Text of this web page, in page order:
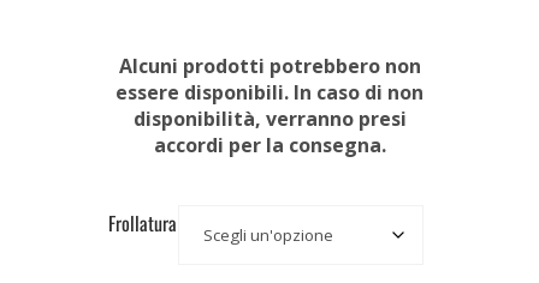
Alcuni prodotti potrebbero non
essere disponibili. In caso di non
disponibilità, verranno presi
accordi per la consegna.
Frollatura